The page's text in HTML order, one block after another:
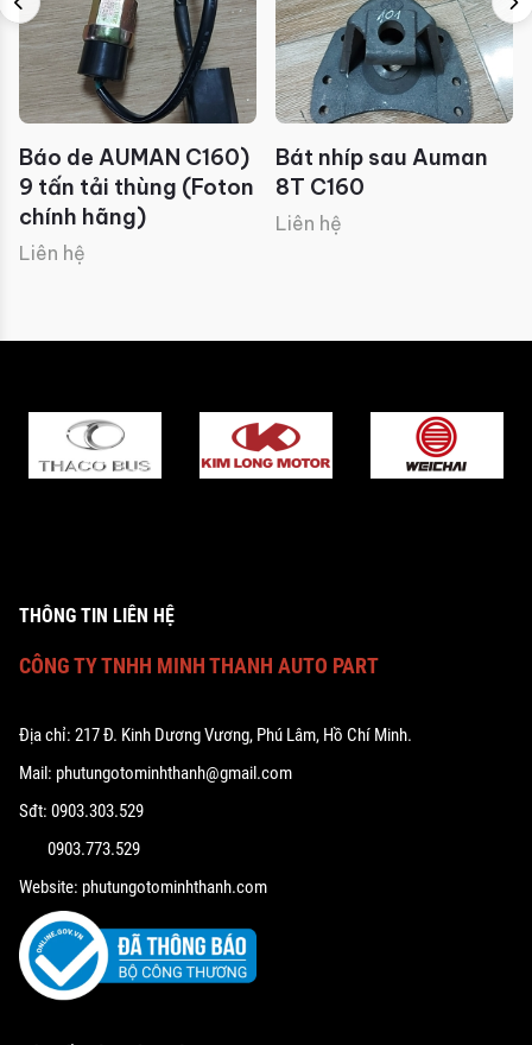
Báo de AUMAN C160)
9 tấn tải thùng (Foton
chính hãng)
Liên hệ
Bát nhíp sau Auman
8T C160
Liên hệ
THÔNG TIN LIÊN HỆ
CÔNG TY TNHH MINH THANH AUTO PART
Địa chỉ: 217 Đ. Kinh Dương Vương, Phú Lâm, Hồ Chí Minh.
Mail: phutungotominhthanh@gmail.com
Sđt: 0903.303.529
0903.773.529
Website: phutungotominhthanh.com